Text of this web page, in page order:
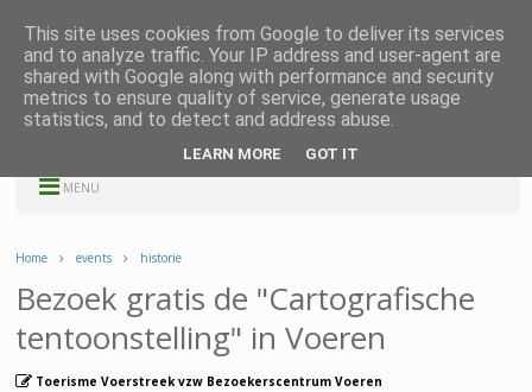
MENU
Home events historie
Bezoek gratis de "Cartografische
tentoonstelling" in Voeren
Toerisme Voerstreek vzw Bezoekerscentrum Voeren
This site uses cookies from Google to deliver its services
and to analyze traffic. Your IP address and user-agent are
shared with Google along with performance and security
metrics to ensure quality of service, generate usage
statistics, and to detect and address abuse.
LEARN MORE GOT IT